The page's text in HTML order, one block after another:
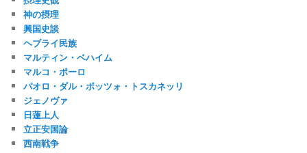
神の摂理
興国史談
ヘブライ民族
マルティン・ベハイム
マルコ・ポーロ
パオロ・ダル・ポッツォ・トスカネッリ
ジェノヴァ
日蓮上人
立正安国論
西南戦争